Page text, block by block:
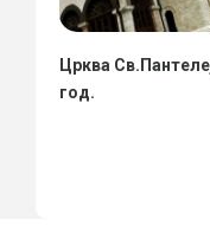
Црква
год.